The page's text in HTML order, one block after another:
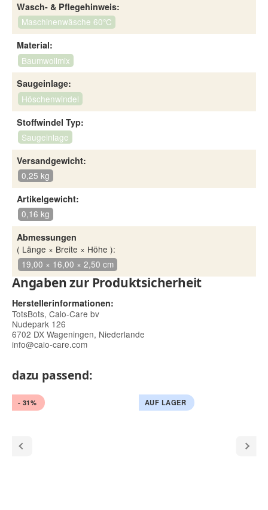
Wasch- & Pflegehinweis:
Maschinenwäsche 60°C
Material:
Baumwollmix
Saugeinlage:
Höschenwindel
Stoffwindel Typ:
Saugeinlage
Versandgewicht:
0,25 kg
Artikelgewicht:
0,16 kg
Abmessungen
( Länge × Breite × Höhe ):
19,00 × 16,00 × 2,50 cm
Angaben zur Produktsicherheit
Herstellerinformationen:
TotsBots, Calo-Care bv
Nudepark 126
6702 DX Wageningen, Niederlande
info@calo-care.com
dazu passend:
- 31% AUF LAGER